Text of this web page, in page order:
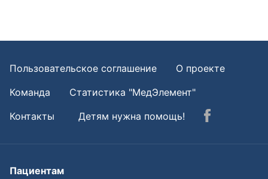
Пользовательское соглашение
О проекте
Команда
Статистика "МедЭлемент"
Контакты
Детям нужна помощь!
Пациентам